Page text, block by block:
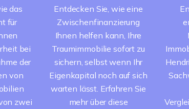
das
für
bei
der
von
zwei
Entdecken Sie, wie eine
Zwischenfinanzierung
Ihnen helfen kann, Ihre
Traumimmobilie sofort zu
sichern, selbst wenn Ihr
Eigenkapital noch auf sich
warten lässt. Erfahren Sie
mehr über diese